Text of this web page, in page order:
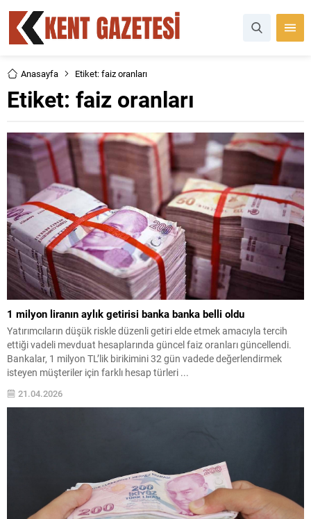
Anasayfa Etiket: faiz oranları
Etiket: faiz oranları
1 milyon liranın aylık getirisi banka banka belli oldu
Yatırımcıların düşük riskle düzenli getiri elde etmek amacıyla tercih
ettiği vadeli mevduat hesaplarında güncel faiz oranları güncellendi.
Bankalar, 1 milyon TL’lik birikimini 32 gün vadede değerlendirmek
isteyen müşteriler için farklı hesap türleri ...
21.04.2026